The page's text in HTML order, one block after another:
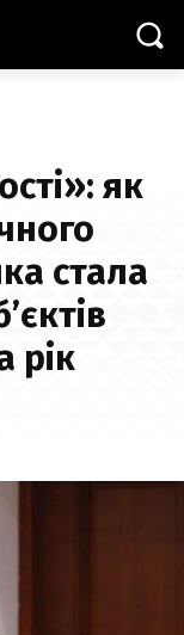
як
стала
рік